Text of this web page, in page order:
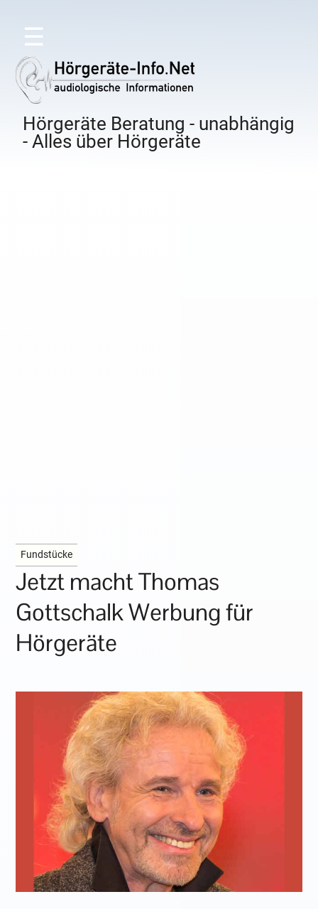
☰
Hörgeräte Beratung - unabhängig
- Alles über Hörgeräte
Fundstücke
Jetzt macht Thomas
Gottschalk Werbung für
Hörgeräte